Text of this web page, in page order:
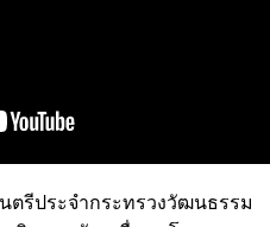
ตรีประจำกระทรวงวัฒนธรรม